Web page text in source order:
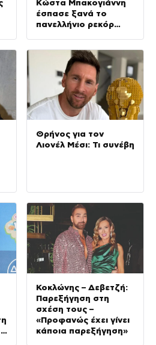
Κώστα Μπακογιάννη
έσπασε ξανά το
πανελλήνιο ρεκόρ
Θρήνος για τον
Λιονέλ Μέσι: Τι συνέβη
Κοκλώνης – Δεβετζή:
Παρεξήγηση στη
σχέση τους –
«Προφανώς έχει γίνει
κάποια παρεξήγηση»